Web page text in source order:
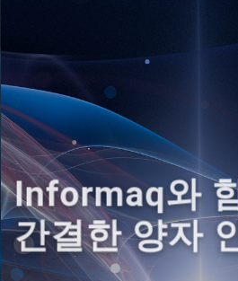
Informaq와
간결한 양자